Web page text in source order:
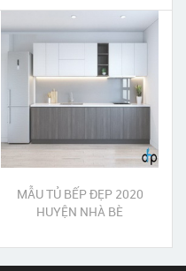
LƯỢNG
MẪU TỦ BẾP ĐẸP 2020
HUYỆN NHÀ BÈ